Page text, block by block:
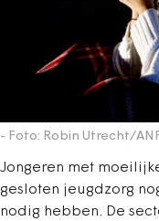
- Foto: Robin Utrecht/
Jongeren met
gesloten jeugdzorg
nodig hebben. De